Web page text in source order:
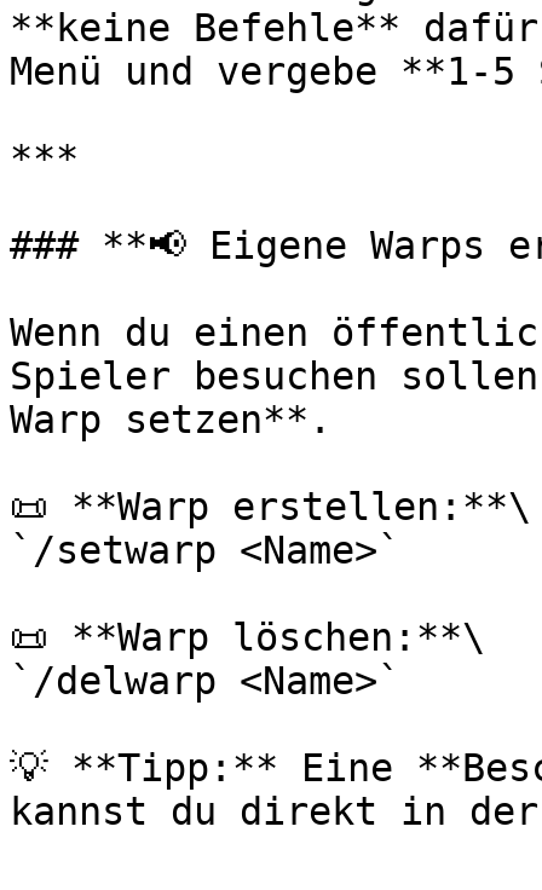
**keine Befehle**
Menü und vergebe **1-
***
### **📢 Eigene Warps
Wenn du einen
Spieler besuchen
Warp setzen**.
📜 **Warp erstellen:**\
`/setwarp <Name>`
📜 **Warp löschen:**\
`/delwarp <Name>`
💡 **Tipp:** Eine